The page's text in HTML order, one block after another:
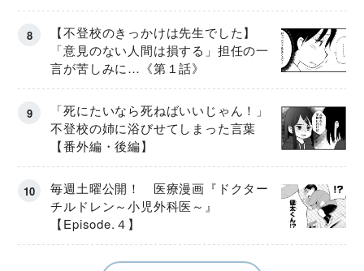
【不登校のきっかけは先生でした】
「意見のない人間は損する」担任の一
言が苦しみに…《第１話》
「死にたいなら死ねばいいじゃん！」
不登校の姉に浴びせてしまった言葉
【番外編・後編】
毎週土曜公開！ 医療漫画『ドクター
チルドレン～小児外科医～』
【Episode.４】